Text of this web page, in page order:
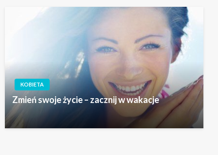
KOBIETA
Zmień swoje życie – zacznij w wakacje